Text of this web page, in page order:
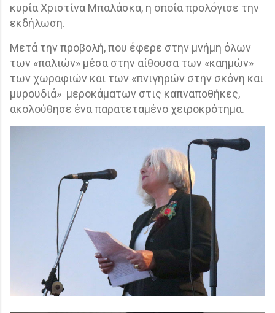
κυρία Χριστίνα Μπαλάσκα, η οποία προλόγισε την
εκδήλωση.
Μετά την προβολή, που έφερε στην μνήμη όλων
των «παλιών» μέσα στην αίθουσα των «καημών»
των χωραφιών και των «πνιγηρών στην σκόνη και
μυρουδιά» μεροκάματων στις καπναποθήκες,
ακολούθησε ένα παρατεταμένο χειροκρότημα.